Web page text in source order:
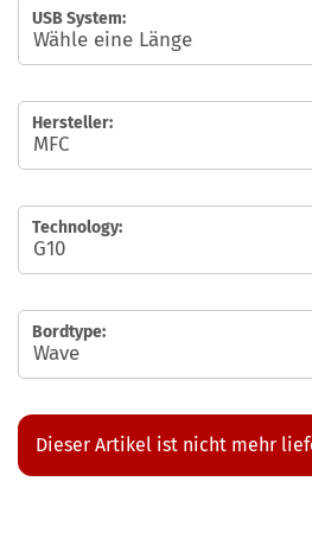
USB System:
Hersteller:
Technology:
Bordtype:
Dieser Artikel ist nicht mehr